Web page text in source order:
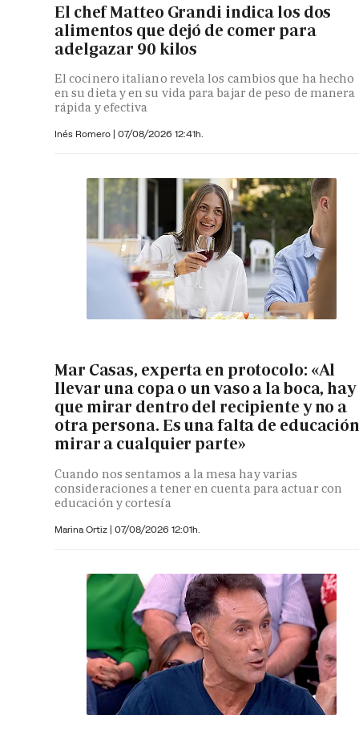
El chef Matteo Grandi indica los dos
alimentos que dejó de comer para
adelgazar 90 kilos
El cocinero italiano revela los cambios que ha hecho
en su dieta y en su vida para bajar de peso de manera
rápida y efectiva
Inés Romero | 07/08/2026 12:41h.
Mar Casas, experta en protocolo: «Al
llevar una copa o un vaso a la boca, hay
que mirar dentro del recipiente y no a
otra persona. Es una falta de
mirar a cualquier parte»
Cuando nos sentamos a la mesa hay varias
consideraciones a tener en cuenta para actuar con
educación y cortesía
Marina Ortiz | 07/08/2026 12:01h.